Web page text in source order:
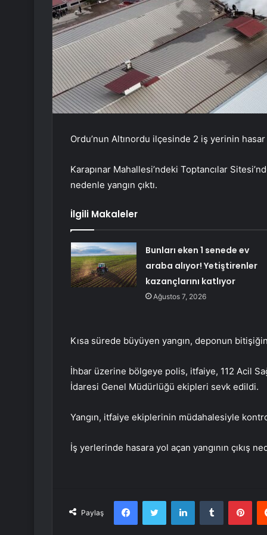
Ordu’nun Altınordu ilçesinde 2 iş yerinin hasar
Karapınar Mahallesi’ndeki Toptancılar
nedenle yangın çıktı.
İlgili Makaleler
Bunları eken 1 senede ev
araba alıyor! Yetiştirenler
kazançlarını katlıyor
Ağustos 7, 2026
Kısa sürede büyüyen yangın, deponun
İhbar üzerine bölgeye polis, itfaiye, 112 Acil
İdaresi Genel Müdürlüğü ekipleri sevk edildi.
Yangın, itfaiye ekiplerinin müdahalesiyle
İş yerlerinde hasara yol açan yangının çıkış
Paylaş
FacebookTwitter LinkedInTumblr